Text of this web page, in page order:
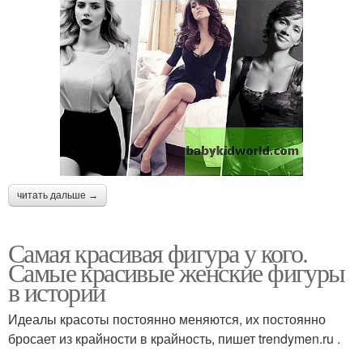
Спортивная фигура Фигура на дом
Фигура из блэкпинк
читать дальше →
Самая красивая фигура у кого.
Самые красивые женские фигуры
в истории
Идеалы красоты постоянно меняются, их постоянно
бросает из крайности в крайность, пишет trendymen.ru .